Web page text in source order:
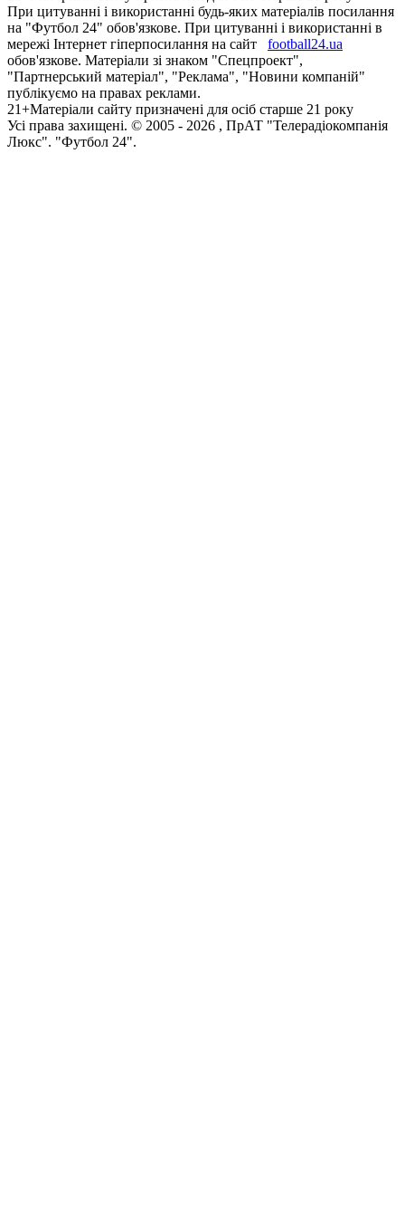
При цитуванні і використанні будь-яких матеріалів посилання
на "Футбол 24" обов'язкове. При цитуванні і використанні в
мережі Інтернет гіперпосилання на сайт
football24.ua
обов'язкове. Матеріали зі знаком "Спецпроект",
"Партнерський матеріал", "Реклама", "Новини компаній"
публікуємо на правах реклами.
21+Матеріали сайту призначені для осіб старше 21 року
Усi права захищенi. © 2005 - 2026 , ПрАТ "Телерадіокомпанія
Люкс". "Футбол 24".